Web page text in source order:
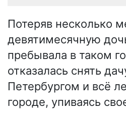
Потеряв несколько
девятимесячную
пребывала в таком
отказалась снять
Петербургом и всё
городе, упиваясь